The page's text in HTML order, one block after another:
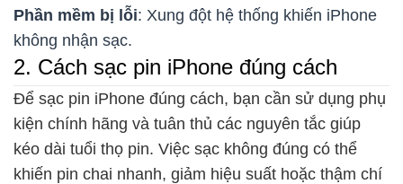
Phần mềm bị lỗi: Xung đột hệ thống khiến iPhone
không nhận sạc.
2. Cách sạc pin iPhone đúng cách
Để sạc pin iPhone đúng cách, bạn cần sử dụng phụ
kiện chính hãng và tuân thủ các nguyên tắc giúp
kéo dài tuổi thọ pin. Việc sạc không đúng có thể
khiến pin chai nhanh, giảm hiệu suất hoặc thậm chí